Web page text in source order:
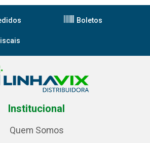
Boletos
Institucional
Quem Somos